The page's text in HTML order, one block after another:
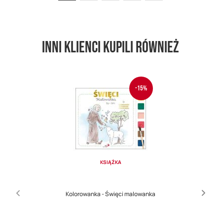
Inni klienci kupili również
-15%
KSIĄŻKA
Kolorowanka - Święci malowanka